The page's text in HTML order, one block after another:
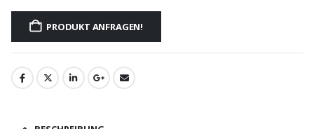
PRODUKT ANFRAGEN!